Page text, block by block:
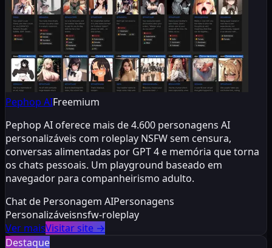
Pephop AIFreemium
Pephop AI oferece mais de 4.600 personagens AI
personalizáveis com roleplay NSFW sem censura,
conversas alimentadas por GPT 4 e memória que torna
os chats pessoais. Um playground baseado em
navegador para companheirismo adulto.
Chat de Personagem AIPersonagens
Personalizáveisnsfw-roleplay
Ver maisVisitar site →
Destaque